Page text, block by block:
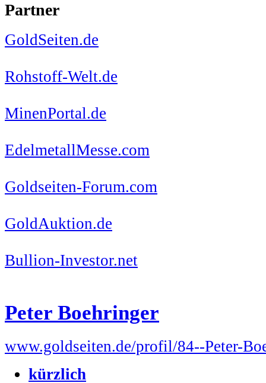
Partner
GoldSeiten.de
Rohstoff-Welt.de
MinenPortal.de
EdelmetallMesse.com
Goldseiten-Forum.com
GoldAuktion.de
Bullion-Investor.net
Peter Boehringer
www.goldseiten.de/profil/84--Peter-
kürzlich